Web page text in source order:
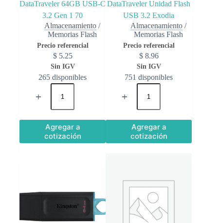
DataTraveler 64GB USB-C
3.2 Gen 1 70
Almacenamiento /
Memorias Flash
$5.25
265 disponibles
Agregar a
cotización
DataTraveler Unidad Flash
USB 3.2 Exodia
Almacenamiento /
Memorias Flash
$8.96
751 disponibles
Agregar a
cotización